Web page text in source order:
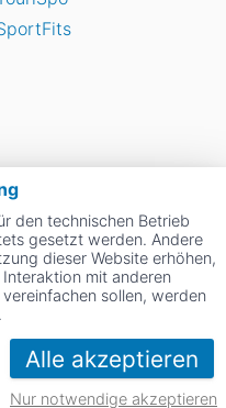
den technischen Betrieb
gesetzt werden. Andere
dieser Website erhöhen,
mit anderen
sollen, werden
Alle akzeptieren
Nur notwendige akzeptieren